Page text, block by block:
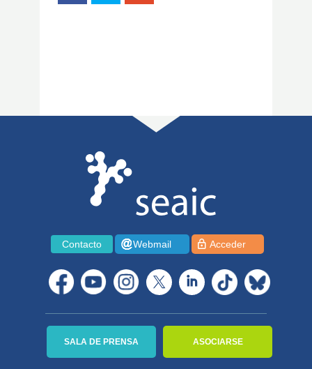
Contacto Webmail Acceder
SALA DE PRENSA ASOCIARSE